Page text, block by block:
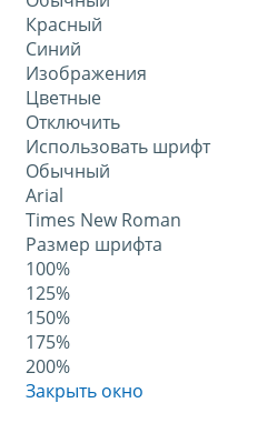
Красный
Синий
Изображения
Цветные
Отключить
Использовать шрифт
Обычный
Arial
Times New Roman
Размер шрифта
100%
125%
150%
175%
200%
Закрыть окно